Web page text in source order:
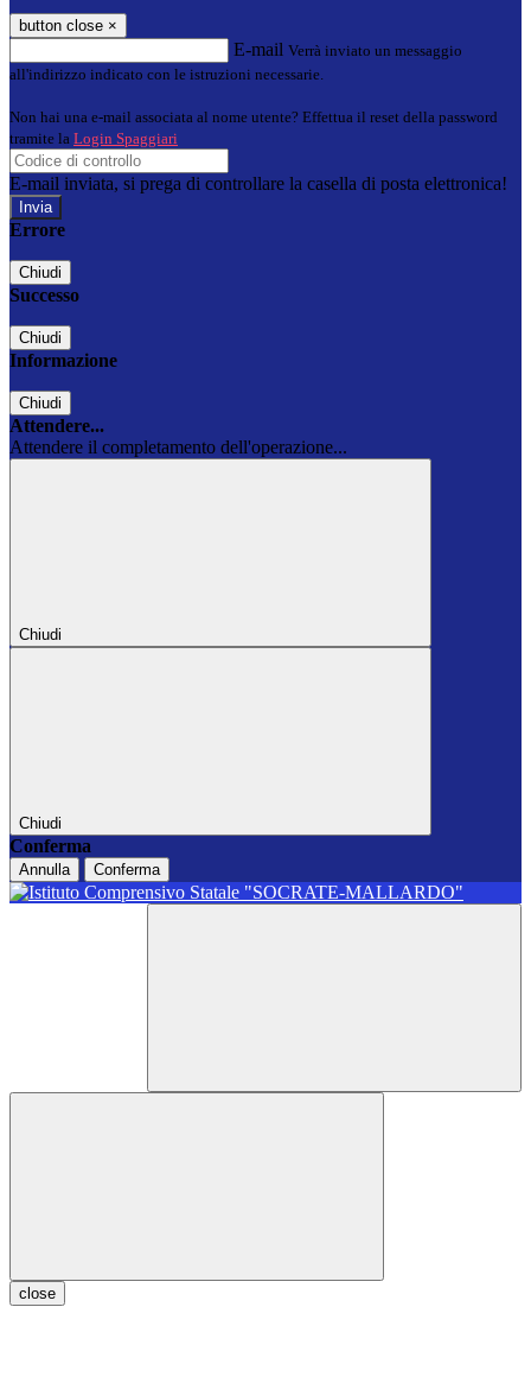
button close ×
E-mail Verrà inviato un messaggio
all'indirizzo indicato con le istruzioni necessarie.
Non hai una e-mail associata al nome utente? Effettua il reset della password
tramite la Login Spaggiari
E-mail inviata, si prega di controllare la casella di posta elettronica!
Errore
Chiudi
Successo
Chiudi
Informazione
Chiudi
Attendere...
Attendere il completamento dell'operazione...
Chiudi
Chiudi
Conferma
Annulla Conferma
close